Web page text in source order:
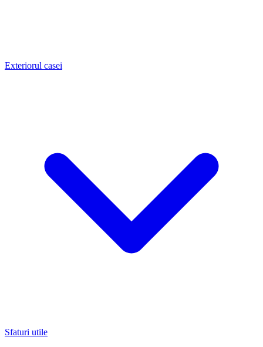
Exteriorul casei
Sfaturi utile